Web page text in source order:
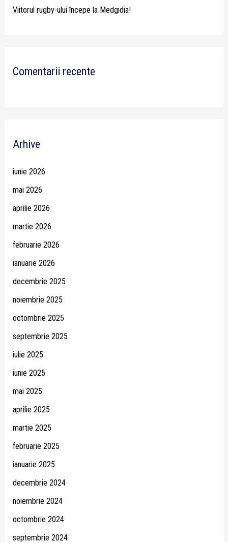
Viitorul rugby-ului începe la Medgidia!
Comentarii recente
Arhive
iunie 2026
mai 2026
aprilie 2026
martie 2026
februarie 2026
ianuarie 2026
decembrie 2025
noiembrie 2025
octombrie 2025
septembrie 2025
iulie 2025
iunie 2025
mai 2025
aprilie 2025
martie 2025
februarie 2025
ianuarie 2025
decembrie 2024
noiembrie 2024
octombrie 2024
septembrie 2024